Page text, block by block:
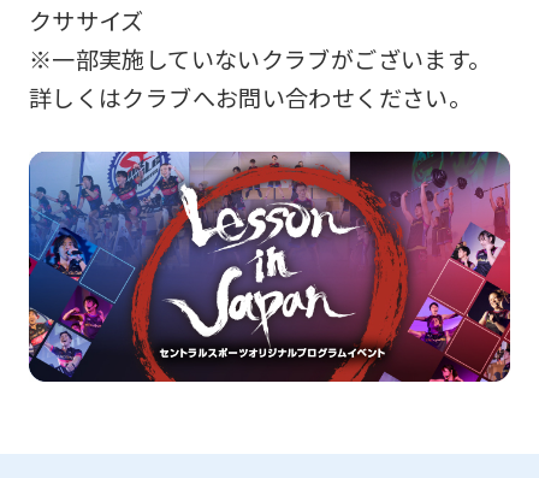
クササイズ
※一部実施していないクラブがございます。
詳しくはクラブへお問い合わせください。